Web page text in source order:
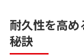
耐久性を高
秘訣